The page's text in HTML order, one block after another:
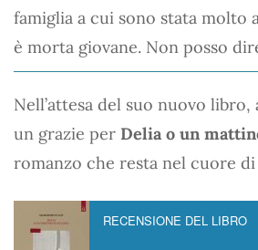
famiglia a cui sono stata molto
è morta giovane. Non posso
Nell’attesa del suo nuovo libro,
un grazie per Delia o un
romanzo che resta nel cuore
RECENSIONE DEL LIBRO